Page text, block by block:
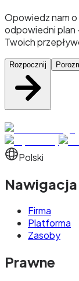
Opowiedz nam
odpowiedni plan
Twoich
Rozpocznij
Polski
Nawigacja
Firma
Platforma
Zasoby
Prawne